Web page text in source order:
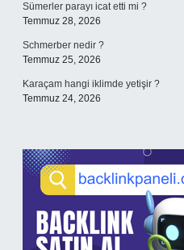
Sümerler parayı icat etti mi ?
Temmuz 28, 2026
Schmerber nedir ?
Temmuz 25, 2026
Karaçam hangi iklimde yetişir ?
Temmuz 24, 2026